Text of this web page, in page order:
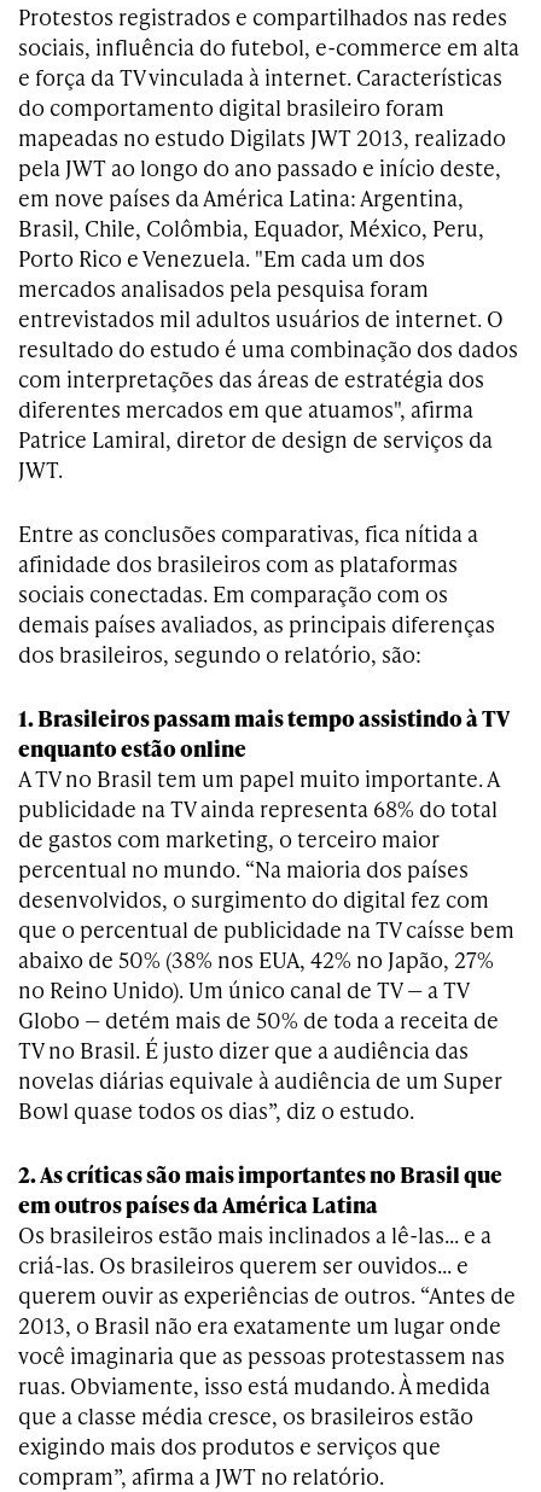
Protestos registrados e compartilhados nas redes
sociais, influência do futebol, e-commerce em alta
e força da TV vinculada à internet. Características
do comportamento digital brasileiro foram
mapeadas no estudo Digilats JWT 2013, realizado
pela JWT ao longo do ano passado e início deste,
em nove países da América Latina: Argentina,
Brasil, Chile, Colômbia, Equador, México, Peru,
Porto Rico e Venezuela. "Em cada um dos
mercados analisados pela pesquisa foram
entrevistados mil adultos usuários de internet. O
resultado do estudo é uma combinação dos dados
com interpretações das áreas de estratégia dos
diferentes mercados em que atuamos", afirma
Patrice Lamiral, diretor de design de serviços da
JWT.
Entre as conclusões comparativas, fica nítida a
afinidade dos brasileiros com as plataformas
sociais conectadas. Em comparação com os
demais países avaliados, as principais diferenças
dos brasileiros, segundo o relatório, são:
1. Brasileiros passam mais tempo assistindo à TV
enquanto estão online
A TV no Brasil tem um papel muito importante. A
publicidade na TV ainda representa 68% do total
de gastos com marketing, o terceiro maior
percentual no mundo. “Na maioria dos países
desenvolvidos, o surgimento do digital fez com
que o percentual de publicidade na TV caísse bem
abaixo de 50% (38% nos EUA, 42% no Japão, 27%
no Reino Unido). Um único canal de TV — a TV
Globo — detém mais de 50% de toda a receita de
TV no Brasil. É justo dizer que a audiência das
novelas diárias equivale à audiência de um Super
Bowl quase todos os dias”, diz o estudo.
2. As críticas são mais importantes no Brasil que
em outros países da América Latina
Os brasileiros estão mais inclinados a lê-las… e a
criá-las. Os brasileiros querem ser ouvidos… e
querem ouvir as experiências de outros. “Antes de
2013, o Brasil não era exatamente um lugar onde
você imaginaria que as pessoas protestassem nas
ruas. Obviamente, isso está mudando. À medida
que a classe média cresce, os brasileiros estão
exigindo mais dos produtos e serviços que
compram”, afirma a JWT no relatório.